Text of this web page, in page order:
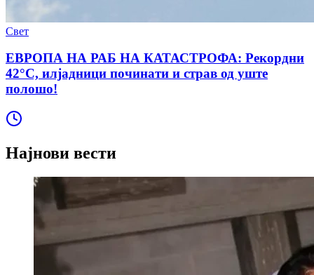
Свет
ЕВРОПА НА РАБ НА КАТАСТРОФА: Рекордни
42°C, илјадници починати и страв од уште
полошо!
Најнови вести